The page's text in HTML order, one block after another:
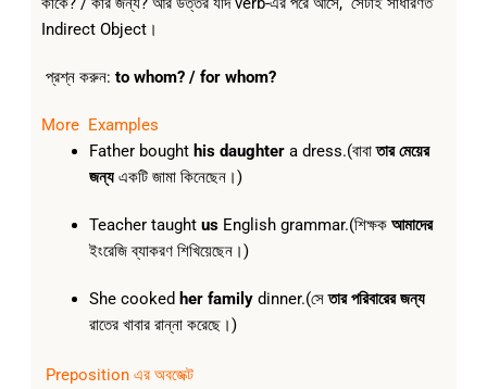
Indirect Object।
প্রশ্ন করুন: to whom? / for whom?
More Examples
Father bought his daughtera dress.(বাবাতার মেয়ের
জন্যএকটি জামা কিনেছেন।)
Teacher taught usEnglish grammar.(শিক্ষক আমাদের
ইংরেজি ব্যাকরণ শিখিয়েছেন।)
She cooked her familydinner.(সেতার পরিবারের জন্য
রাতের খাবার রান্না করেছে।)
Preposition এর অবজেক্ট